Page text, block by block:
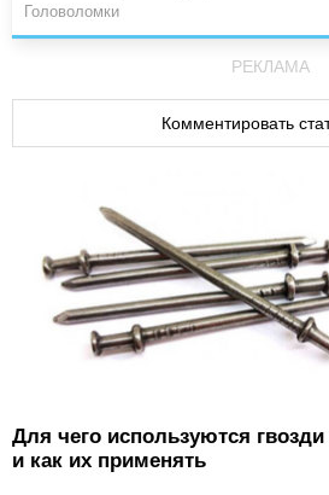
Головоломки
РЕКЛАМА
Комментировать
Для чего используются
и как их применять